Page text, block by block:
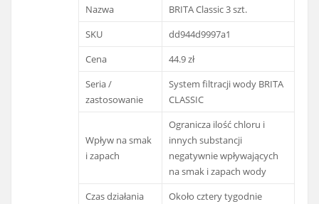
Nazwa
BRITA Classic 3 szt.
SKU
dd944d9997a1
Cena
44.9 zł
Seria /
zastosowanie
System filtracji wody BRITA
CLASSIC
Wpływ na smak
i zapach
Ogranicza ilość chloru i
innych substancji
negatywnie wpływających
na smak i zapach wody
Czas działania
Około cztery tygodnie